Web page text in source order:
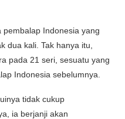
Indonesia yang
dua kali. Tak hanya itu,
pada 21 seri, sesuatu yang
Indonesia sebelumnya.
tidak cukup
ia berjanji akan